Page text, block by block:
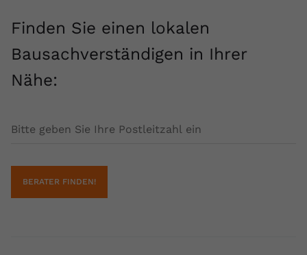
Finden Sie einen lokalen
Bausachverständigen in Ihrer
Nähe:
Postleitzahl
BERATER FINDEN!